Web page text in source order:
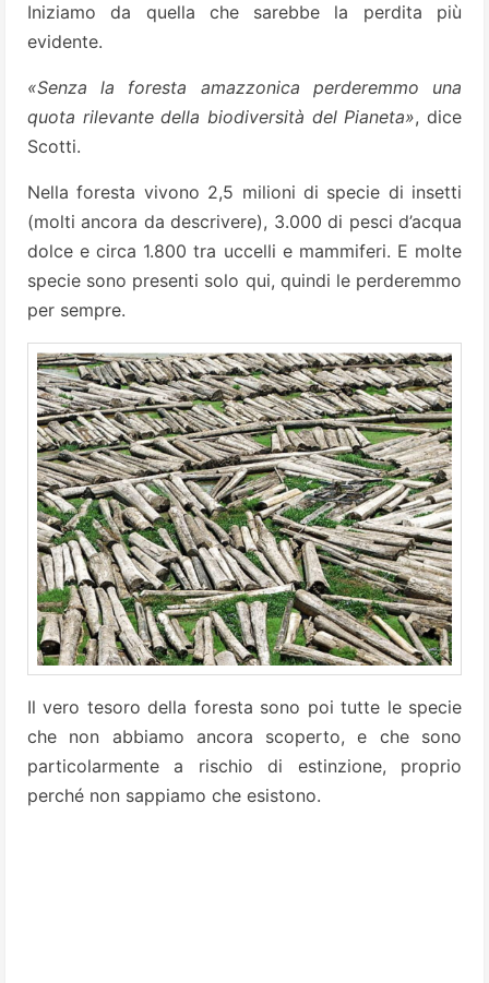
Iniziamo da quella che sarebbe la perdita più
evidente.
«Senza la foresta amazzonica perderemmo una
quota rilevante della biodiversità del Pianeta», dice
Scotti.
Nella foresta vivono 2,5 milioni di specie di insetti
(molti ancora da descrivere), 3.000 di pesci d’acqua
dolce e circa 1.800 tra uccelli e mammiferi. E molte
specie sono presenti solo qui, quindi le perderemmo
per sempre.
Il vero tesoro della foresta sono poi tutte le specie
che non abbiamo ancora scoperto, e che sono
particolarmente a rischio di estinzione, proprio
perché non sappiamo che esistono.